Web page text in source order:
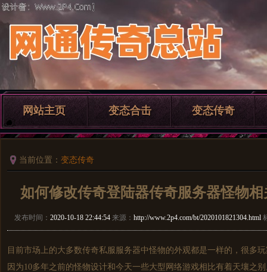
网站主页 变态合击 变态传奇
当前位置： 变态传奇
如何修改传奇登陆器传奇服务器怪物
发布时间： 2020-10-18 22:44:54来源： http://www.2p4.com/bt/2020101821304.html
目前市场上的大多数传奇私服服务器中怪物的外观都是一样的，很多
因为10多年之前的怪物设计和今天一些大型网络游戏相比有着天壤之